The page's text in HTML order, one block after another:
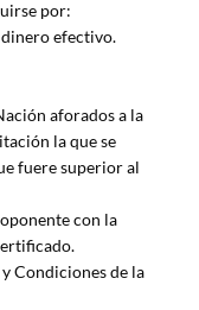
por:
efectivo.
aforados a la
la que se
fuere superior al
con la
Condiciones de la